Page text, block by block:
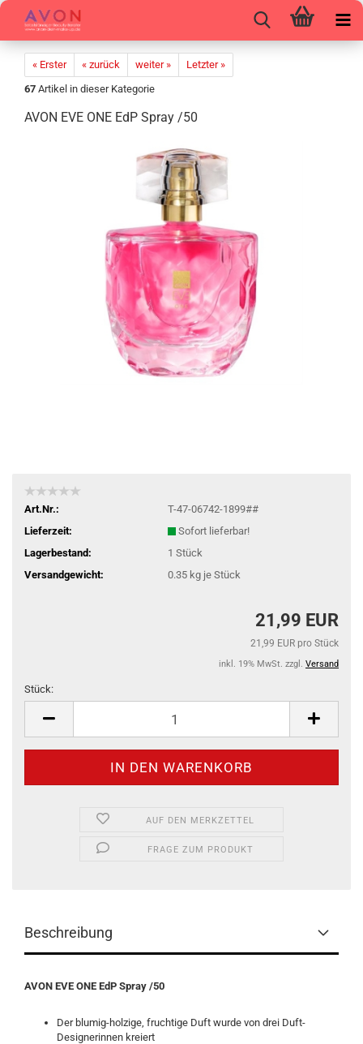
« Erster « zurück weiter »
Letzter »
67 Artikel in dieser Kategorie
AVON EVE ONE EdP Spray /50
Art.Nr.:
T-47-06742-1899##
Lieferzeit:
Sofort lieferbar!
Lagerbestand:
1 Stück
Versandgewicht:
0.35kg je Stück
21,99 EUR
21,99 EUR pro Stück
inkl. 19% MwSt. zzgl. Versand
Stück:
AUF DEN MERKZETTEL
FRAGE ZUM PRODUKT
Beschreibung
AVON EVE ONE EdP Spray /50
Der blumig-holzige, fruchtige Duft wurde von drei Duft-
Designerinnen kreiert